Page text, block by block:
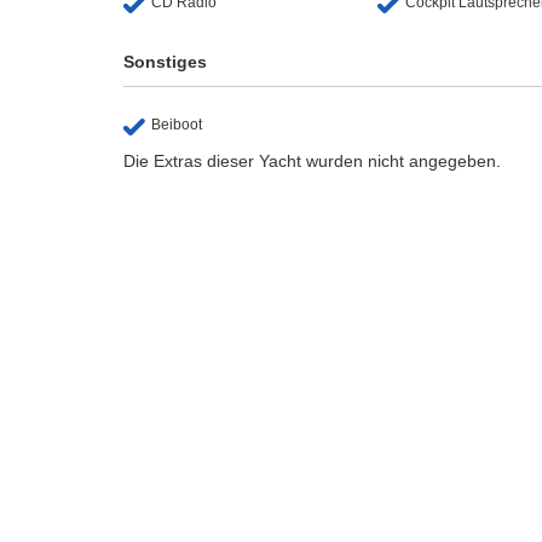
Sonstiges
Beiboot
Die Extras dieser Yacht wurden nicht angegeben.